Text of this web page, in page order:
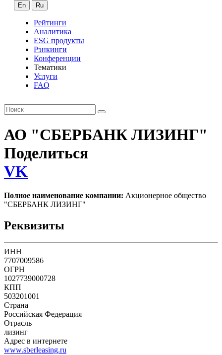
En Ru
Рейтинги
Аналитика
ESG продукты
Рэнкинги
Конференции
Тематики
Услуги
FAQ
АО "СБЕРБАНК ЛИЗИНГ"
Поделиться
VK
Полное наименование компании: Акционерное общество
"СБЕРБАНК ЛИЗИНГ"
Реквизиты
ИНН
7707009586
ОГРН
1027739000728
КПП
503201001
Страна
Российская Федерация
Отрасль
лизинг
Адрес в интернете
www.sberleasing.ru